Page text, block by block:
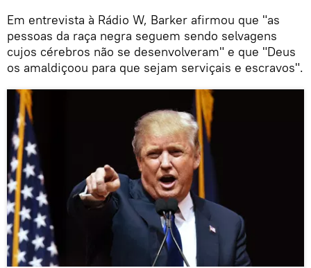
Em entrevista à Rádio W, Barker afirmou que "as
pessoas da raça negra seguem sendo selvagens
cujos cérebros não se desenvolveram" e que "Deus
os amaldiçoou para que sejam serviçais e escravos".